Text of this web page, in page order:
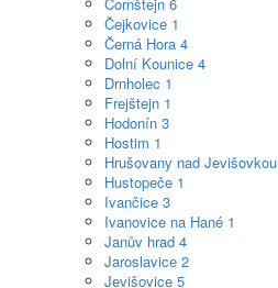
Čejkovice 1
Černá Hora 4
Dolní Kounice 4
Drnholec 1
Frejštejn 1
Hodonín 3
Hostim 1
Hrušovany nad Jevišovkou
Hustopeče 1
Ivančice 3
Ivanovice na Hané 1
Janův hrad 4
Jaroslavice 2
Jevišovice 5